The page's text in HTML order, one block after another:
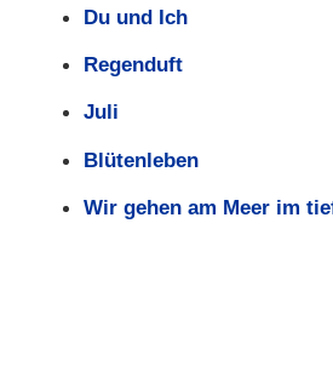
Du und Ich
Regenduft
Juli
Blütenleben
Wir gehen am Meer im